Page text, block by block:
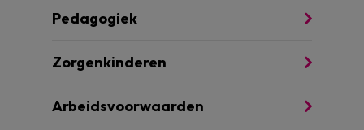
Pedagogiek
Zorgenkinderen
Arbeidsvoorwaarden